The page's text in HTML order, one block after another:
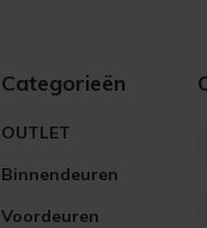
Categorieën
OUTLET
Binnendeuren
Voordeuren